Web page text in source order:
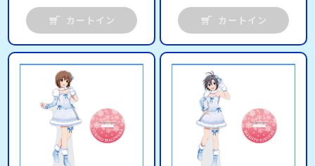
カートイン カートイン